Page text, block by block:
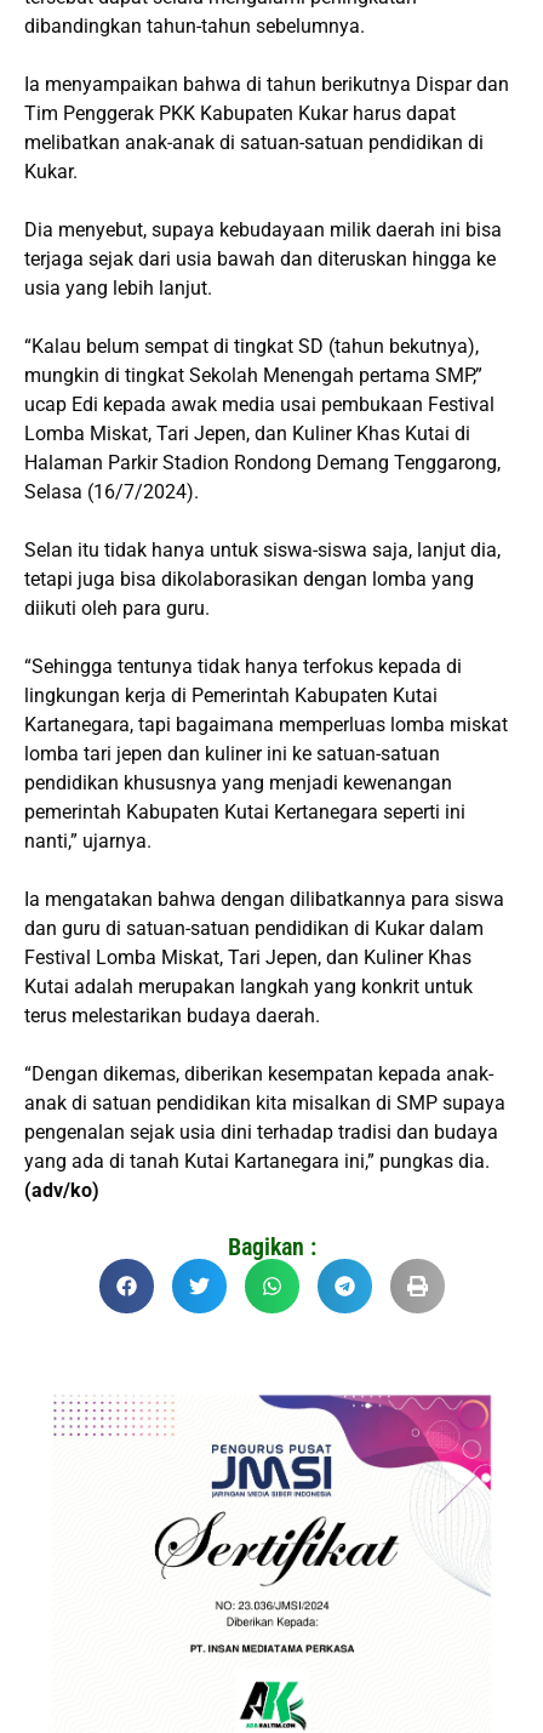
dibandingkan tahun-tahun sebelumnya.
Ia menyampaikan bahwa di tahun berikutnya Dispar dan
Tim Penggerak PKK Kabupaten Kukar harus dapat
melibatkan anak-anak di satuan-satuan pendidikan di
Kukar.
Dia menyebut, supaya kebudayaan milik daerah ini bisa
terjaga sejak dari usia bawah dan diteruskan hingga ke
usia yang lebih lanjut.
“Kalau belum sempat di tingkat SD (tahun bekutnya),
mungkin di tingkat Sekolah Menengah pertama SMP,”
ucap Edi kepada awak media usai pembukaan Festival
Lomba Miskat, Tari Jepen, dan Kuliner Khas Kutai di
Halaman Parkir Stadion Rondong Demang Tenggarong,
Selasa (16/7/2024).
Selan itu tidak hanya untuk siswa-siswa saja, lanjut dia,
tetapi juga bisa dikolaborasikan dengan lomba yang
diikuti oleh para guru.
“Sehingga tentunya tidak hanya terfokus kepada di
lingkungan kerja di Pemerintah Kabupaten Kutai
Kartanegara, tapi bagaimana memperluas lomba miskat
lomba tari jepen dan kuliner ini ke satuan-satuan
pendidikan khususnya yang menjadi kewenangan
pemerintah Kabupaten Kutai Kertanegara seperti ini
nanti,” ujarnya.
Ia mengatakan bahwa dengan dilibatkannya para siswa
dan guru di satuan-satuan pendidikan di Kukar dalam
Festival Lomba Miskat, Tari Jepen, dan Kuliner Khas
Kutai adalah merupakan langkah yang konkrit untuk
terus melestarikan budaya daerah.
“Dengan dikemas, diberikan kesempatan kepada anak-
anak di satuan pendidikan kita misalkan di SMP supaya
pengenalan sejak usia dini terhadap tradisi dan budaya
yang ada di tanah Kutai Kartanegara ini,” pungkas dia.
(adv/ko)
Bagikan :